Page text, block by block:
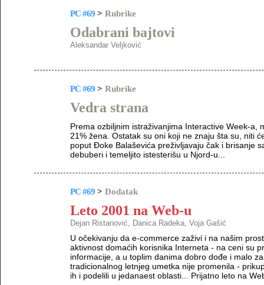
PC #69 > Rubrike
Odabrani bajtovi
Aleksandar Veljković
PC #69 > Rubrike
Vedra strana
Prema ozbiljnim istraživanjima Interactive Week-a,
21% žena. Ostatak su oni koji ne znaju šta su, niti
poput Đoke Balaševića preživljavaju čak i brisanje
debuberi i temeljito istesterišu u Njord-u...
PC #69 > Dodatak
Leto 2001 na Web-u
Dejan Ristanović, Danica Radeka, Voja Gašić
U očekivanju da e-commerce zaživi i na našim
aktivnost domaćih korisnika Interneta - na ceni su
informacije, a u toplim danima dobro dođe i malo
tradicionalnog letnjeg umetka nije promenila -
ih i podelili u jedanaest oblasti... Prijatno leto na